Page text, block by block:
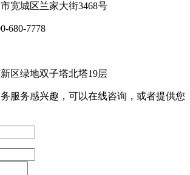
宽城区兰家大街3468号
680-7778
区绿地双子塔北塔19层
服务感兴趣，可以在线咨询，或者提供您